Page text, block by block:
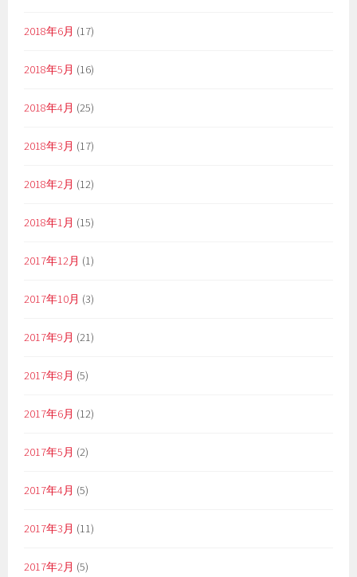
2018年6月 (17)
2018年5月 (16)
2018年4月 (25)
2018年3月 (17)
2018年2月 (12)
2018年1月 (15)
2017年12月 (1)
2017年10月 (3)
2017年9月 (21)
2017年8月 (5)
2017年6月 (12)
2017年5月 (2)
2017年4月 (5)
2017年3月 (11)
2017年2月 (5)